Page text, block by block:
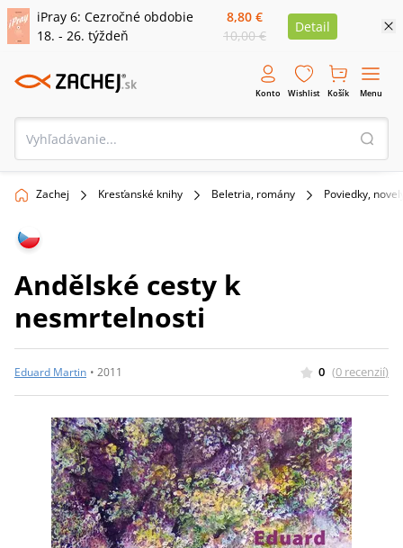
iPray 6: Cezročné obdobie
18. - 26. týždeň
8,80 €
10,00 €
Detail
Konto Wishlist Košík Menu
Zachej Kresťanské knihy Beletria, romány Poviedky,
Andělské cesty k
nesmrtelnosti
Eduard Martin • 2011 0 (0 recenzií)